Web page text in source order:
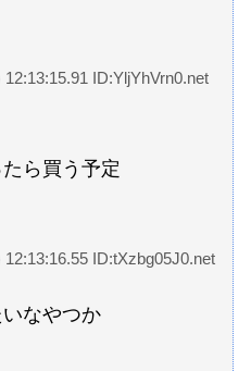
12:13:15.91 ID:YljYhVrn0.net
ら買う予定
12:13:16.55 ID:tXzbg05J0.net
なやつか